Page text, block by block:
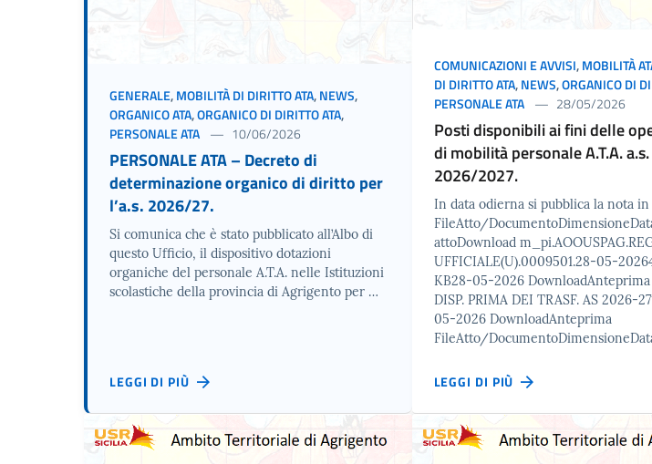
GENERALE,MOBILITÀ DI DIRITTO ATA,NEWS,
ORGANICO ATA,ORGANICO DI DIRITTO ATA,
PERSONALE ATA
10/06/2026
PERSONALE ATA – Decreto di
determinazione organico di diritto per
l’a.s. 2026/27.
Si comunica che è stato pubblicato all’Albo di
questo Ufficio, il dispositivo dotazioni
organiche del personale A.T.A. nelle Istituzioni
scolastiche della provincia di Agrigento per …
LEGGI DI PIÙ
COMUNICAZIONI E AVVISI,MOBILITÀ
DI DIRITTO ATA,NEWS,ORGANICO DI
PERSONALE ATA
28/05/2026
Posti disponibili ai fini delle
di mobilità personale A.T.A. a.s.
2026/2027.
In data odierna si pubblica la nota
FileAtto/
attoDownload
UFFICIALE(U).0009501.28-05-
KB28-05-2026 DownloadAnteprima
DISP. PRIMA DEI TRASF. AS 2026-
05-2026 DownloadAnteprima
FileAtto/
LEGGI DI PIÙ